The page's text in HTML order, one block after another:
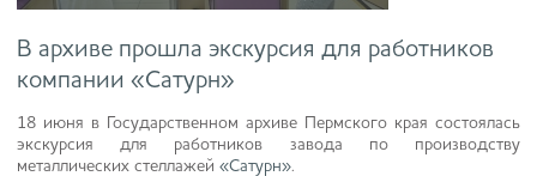
В архиве прошла экскурсия для работников
компании «Сатурн»
18 июня в Государственном архиве Пермского края состоялась
экскурсия для работников завода по производству
металлических стеллажей «Сатурн».